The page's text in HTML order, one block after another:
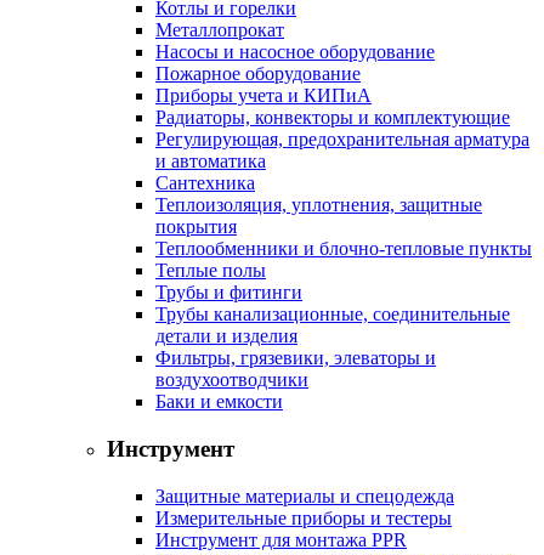
Котлы и горелки
Металлопрокат
Насосы и насосное оборудование
Пожарное оборудование
Приборы учета и КИПиА
Радиаторы, конвекторы и комплектующие
Регулирующая, предохранительная арматура
и автоматика
Сантехника
Теплоизоляция, уплотнения, защитные
покрытия
Теплообменники и блочно-тепловые пункты
Теплые полы
Трубы и фитинги
Трубы канализационные, соединительные
детали и изделия
Фильтры, грязевики, элеваторы и
воздухоотводчики
Баки и емкости
Инструмент
Защитные материалы и спецодежда
Измерительные приборы и тестеры
Инструмент для монтажа PPR